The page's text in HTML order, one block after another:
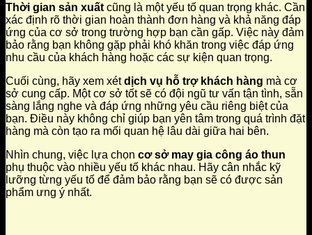
Thời gian sản xuất cũng là một yếu tố quan trọng khác. Cần
xác định rõ thời gian hoàn thành đơn hàng và khả năng đáp
ứng của cơ sở trong trường hợp bạn cần gấp. Việc này đảm
bảo rằng bạn không gặp phải khó khăn trong việc đáp ứng
nhu cầu của khách hàng hoặc các sự kiện quan trọng.
Cuối cùng, hãy xem xétdịch vụ hỗ trợ khách hàng mà cơ
sở cung cấp. Một cơ sở tốt sẽ có đội ngũ tư vấn tận tình, sẵn
sàng lắng nghe và đáp ứng những yêu cầu riêng biệt của
bạn. Điều này không chỉ giúp bạn yên tâm trong quá trình đặt
hàng mà còn tạo ra mối quan hệ lâu dài giữa hai bên.
Nhìn chung, việc lựa chọn cơ sở may gia công áo thun
phụ thuộc vào nhiều yếu tố khác nhau. Hãy cân nhắc kỹ
lưỡng từng yếu tố để đảm bảo rằng bạn sẽ có được sản
phẩm ưng ý nhất.